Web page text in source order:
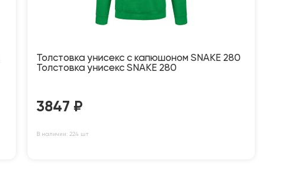
Толстовка унисекс с капюшоном SNAKE 280
Толстовка унисекс SNAKE 280
3847 ₽
В наличии: 224 шт